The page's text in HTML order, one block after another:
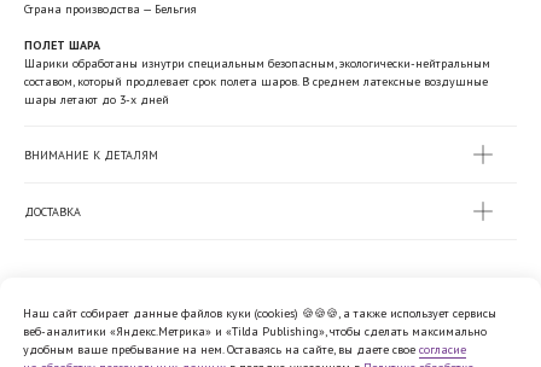
Страна производства — Бельгия
ПОЛЕТ ШАРА
Шарики обработаны изнутри специальным безопасным, экологически-нейтральным
составом, который продлевает срок полета шаров. В среднем латексные воздушные
шары летают до 3-х дней
ВНИМАНИЕ К ДЕТАЛЯМ
ДОСТАВКА
Политика обработки персональных
Наш сайт собирает данные файлов куки (cookies) 🍪🍪🍪, а также использует сервисы
веб-аналитики «Яндекс.Метрика» и «Tilda Publishing», чтобы сделать максимально
удобным ваше пребывание на нем. Оставаясь на сайте, вы даете свое согласие